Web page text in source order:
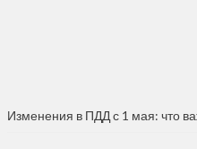
Изменения в ПДД с 1 мая: что